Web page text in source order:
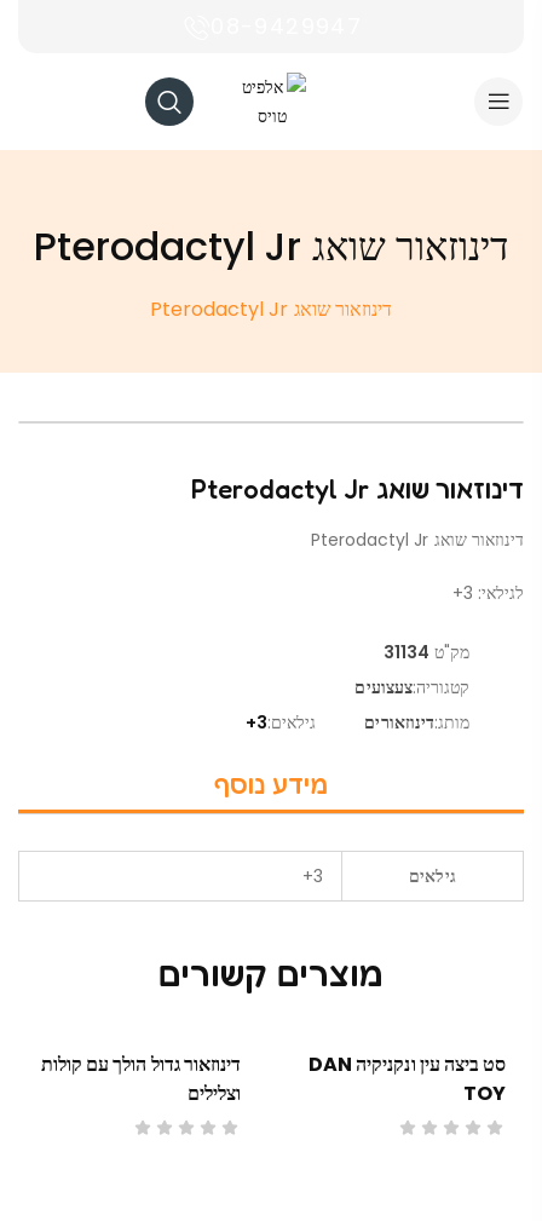
דינוזאור שואג Pterodactyl Jr
דינוזאור שואג Pterodactyl Jr
דינוזאור שואג Pterodactyl Jr
דינוזאור שואג Pterodactyl Jr
לגילאי: 3+
מק"ט 31134
קטגוריה:צעצועים
מותג:דינוזאורים גילאים:3+
מידע נוסף
גילאים 3+
מוצרים קשורים
סט ביצה עין ונקניקיה DAN
TOY
דינוזאור גדול הולך עם קולות
וצלילים